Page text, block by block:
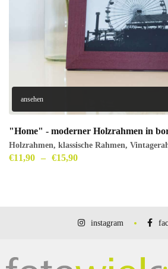
ansehen
"Home" - moderner Holzrahmen in
Holzrahmen, klassische Rahmen,
€11,90 – €15,90
instagram